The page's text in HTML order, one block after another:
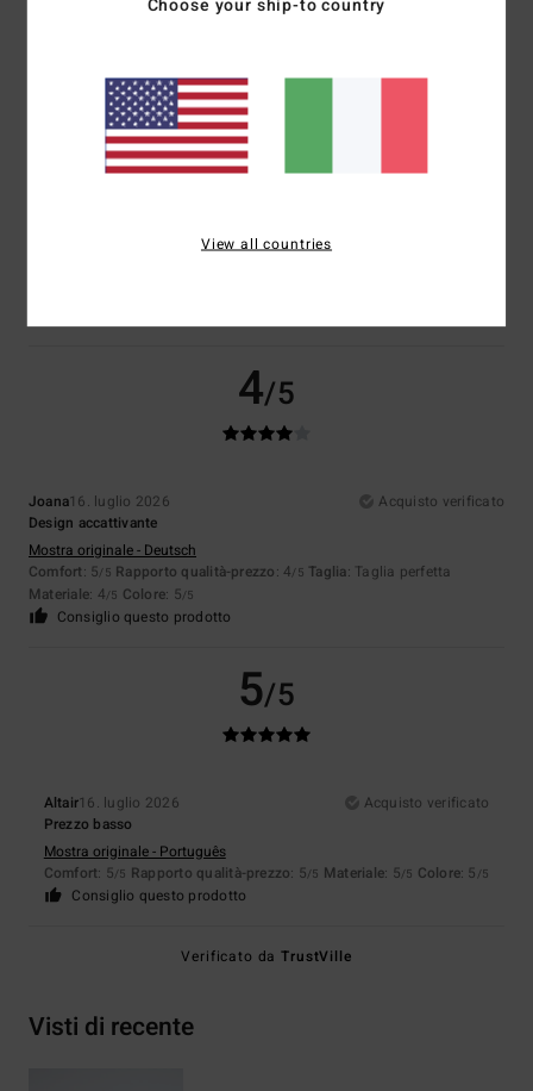
Taglia
Troppo piccoloTroppo grande
Colore
5.0
4/5
Joana16. luglio 2026
Acquisto verificato
Design accattivante
Mostra originale - Deutsch
Comfort: 5/5 Rapporto qualità-prezzo: 4/5 Taglia: Taglia perfetta
Materiale: 4/5 Colore: 5/5
Consiglio questo prodotto
5/5
Altair16. luglio 2026
Acquisto verificato
Prezzo basso
Mostra originale - Português
Comfort: 5/5 Rapporto qualità-prezzo: 5/5 Materiale: 5/5 Colore: 5 /5
Consiglio questo prodotto
Verificato daTrustVille
Visti di recente
View all countries